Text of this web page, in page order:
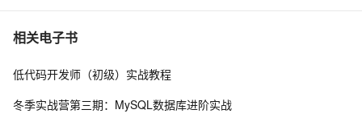
7 CentOS 6.5 安装Puppet
8 puppet资源
相关电子书
低代码开发师（初级）实战教程
冬季实战营第三期：MySQL数据库进阶实战